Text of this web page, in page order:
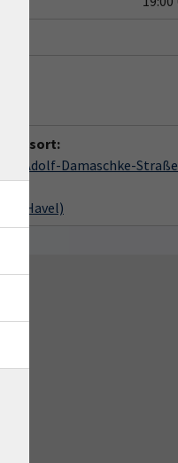
Adolf-Damaschke-
(Havel)